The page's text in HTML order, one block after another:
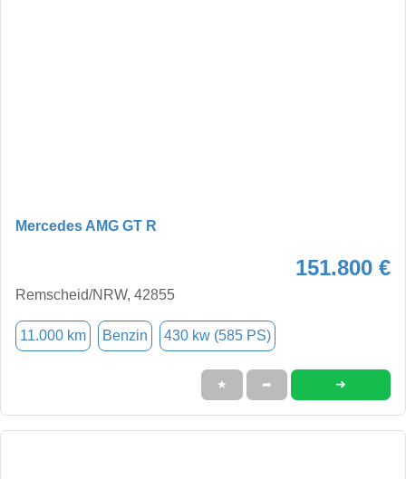
Mercedes AMG GT R
151.800 €
Remscheid/NRW, 42855
11.000 km Benzin 430 kw (585 PS)
★ ➦ ➜